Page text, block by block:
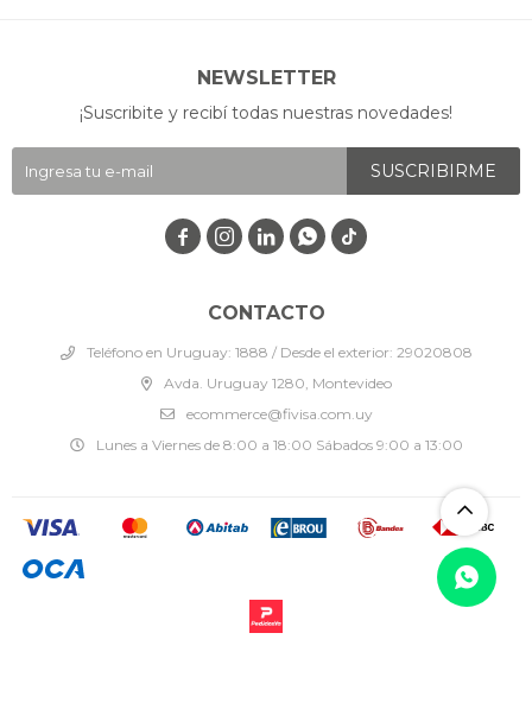
CONTACTO
Teléfono en Uruguay: 1888 / Desde el exterior: 29020808
Avda. Uruguay 1280, Montevideo
ecommerce@fivisa.com.uy
Lunes a Viernes de 8:00 a 18:00 Sábados 9:00 a 13:00
NEWSLETTER
¡Suscribite y recibí todas nuestras novedades!
SUSCRIBIRME
   